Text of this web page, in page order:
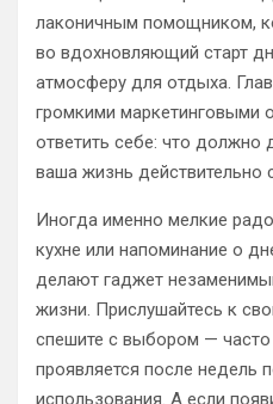
лаконичным помощником,
во вдохновляющий старт
атмосферу для отдыха.
громкими маркетинговыми
ответить себе: что должно
ваша жизнь действительно
Иногда именно мелкие
кухне или напоминание о
делают гаджет
жизни. Прислушайтесь к
спешите с выбором —
проявляется после недель
использования. А если